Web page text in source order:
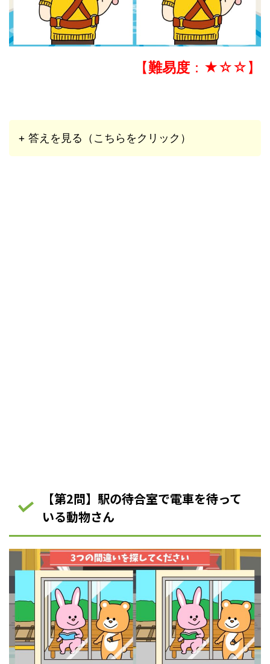
【難易度 ：★☆☆】
+ 答えを見る（こちらをクリック）
【第2問】駅の待合室で電車を待って
いる動物さん